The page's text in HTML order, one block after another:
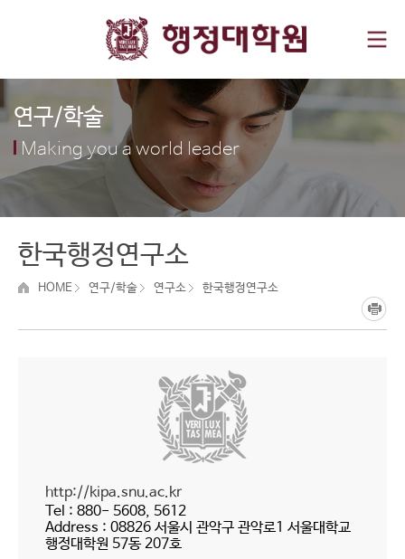
연구/학술
Making you a world leader
한국행정연구소
HOME 연구/학술 연구소 한국행정연구소
http://kipa.snu.ac.kr
Tel : 880- 5608, 5612
Address : 08826 서울시 관악구 관악로1 서울대학교
행정대학원 57동 207호